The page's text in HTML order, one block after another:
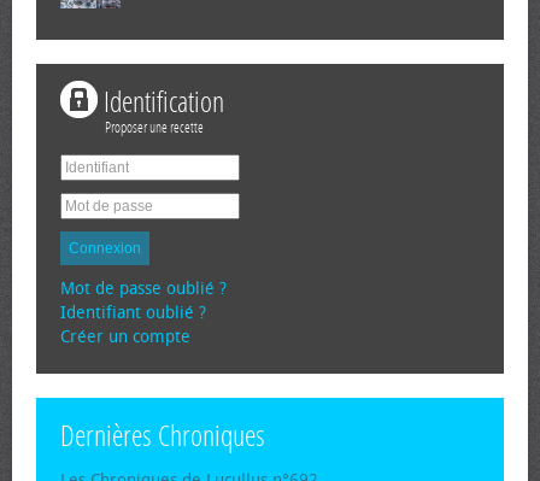
Identification
Proposer une recette
Connexion
Mot de passe oublié ?
Identifiant oublié ?
Créer un compte
Dernières Chroniques